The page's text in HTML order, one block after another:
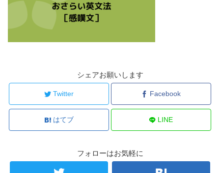
シェアお願いします
Twitter Facebook
はてブ LINE
フォローはお気軽に